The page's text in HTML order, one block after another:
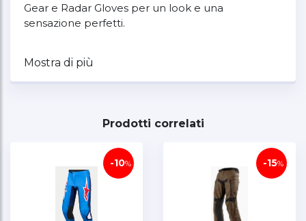
Gear e Radar Gloves per un look e una
sensazione perfetti.
Il taglio sportivo, Racer Hollow Pants offrono livelli
posizione di guida, grazie al loro telaio leggero,
ampi pannelli elasticizzati e design della gamba
pre-curvata.
Mostra di più
Prodotti correlati
-10% -15%